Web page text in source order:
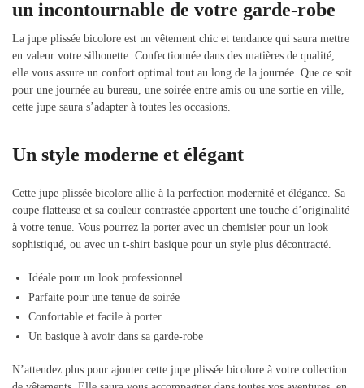
un incontournable de votre garde-robe
La jupe plissée bicolore est un vêtement chic et tendance qui saura mettre
en valeur votre silhouette. Confectionnée dans des matières de qualité,
elle vous assure un confort optimal tout au long de la journée. Que ce soit
pour une journée au bureau, une soirée entre amis ou une sortie en ville,
cette jupe saura s’adapter à toutes les occasions.
Un style moderne et élégant
Cette jupe plissée bicolore allie à la perfection modernité et élégance. Sa
coupe flatteuse et sa couleur contrastée apportent une touche d’originalité
à votre tenue. Vous pourrez la porter avec un chemisier pour un look
sophistiqué, ou avec un t-shirt basique pour un style plus décontracté.
Idéale pour un look professionnel
Parfaite pour une tenue de soirée
Confortable et facile à porter
Un basique à avoir dans sa garde-robe
N’attendez plus pour ajouter cette jupe plissée bicolore à votre collection